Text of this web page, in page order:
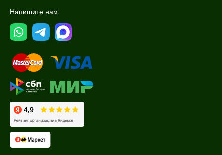
Напишите нам: